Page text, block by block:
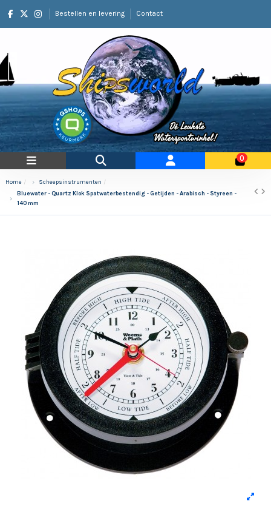
Bestellen en levering Contact
0
Home
Scheepsinstrumenten
Bluewater - Quartz Klok Spatwaterbestendig - Getijden - Arabisch - Styreen -
140 mm